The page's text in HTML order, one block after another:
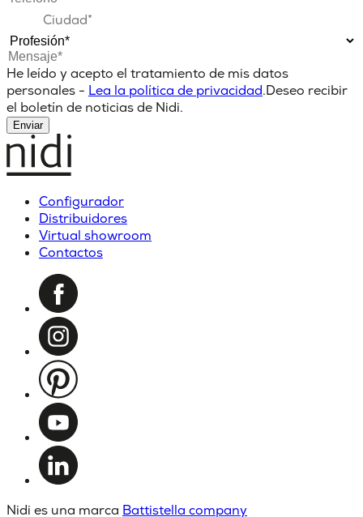
He leído y acepto el tratamiento de mis datos
personales - Lea la política de privacidad.Deseo recibir
el boletín de noticias de Nidi.
Enviar
Configurador
Distribuidores
Virtual showroom
Contactos
Nidi es una marca Battistella company